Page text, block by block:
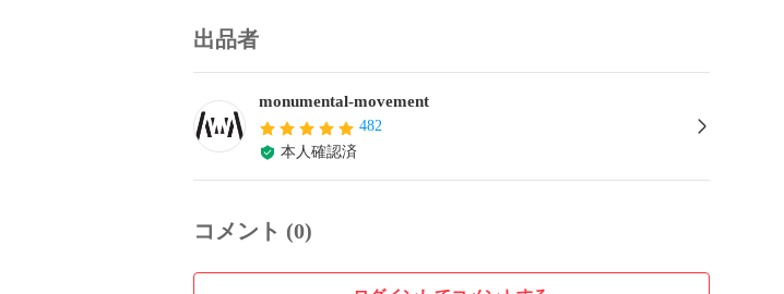
出品者
monumental-movement
482
本人確認済
コメント (0)